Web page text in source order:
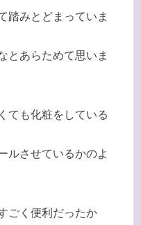
踏みとどまっていま
とあらためて思いま
ても化粧をしている
ルさせているかのよ
ごく便利だったか